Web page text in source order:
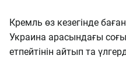
Кремль өз кезегінде
Украина арасындағы
етпейтінін айтып та